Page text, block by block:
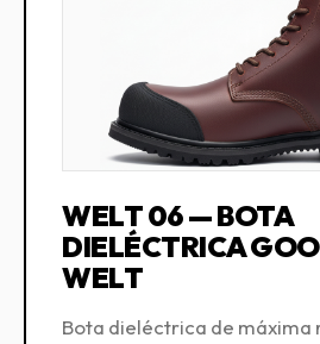
WELT 06 — BOTA
DIELÉCTRICA
WELT
Bota dieléctrica de máxima